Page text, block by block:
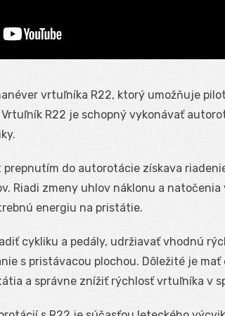
vrtuľníka R22, ktorý umožňuje
R22 je schopný vykonávať
prepnutím do autorotácie získava
Riadi zmeny uhlov náklonu a natočenia
energiu na pristátie.
cykliku a pedály, udržiavať vhodnú
s pristávacou plochou. Dôležité je
a správne znížiť rýchlosť vrtuľníka v